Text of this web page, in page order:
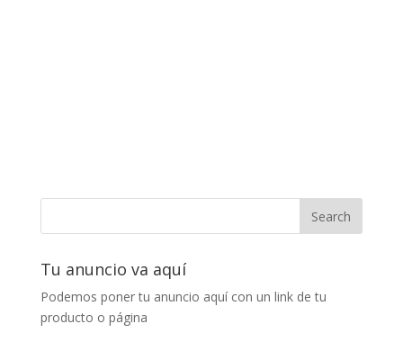
Tu anuncio va aquí
Podemos poner tu anuncio aquí con un link de tu
producto o página